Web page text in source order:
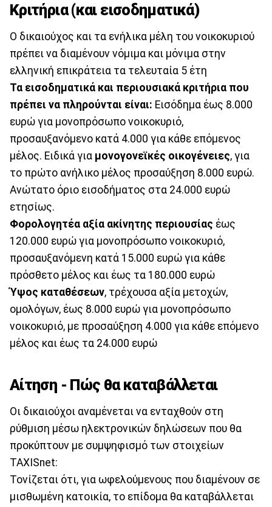
Κριτήρια (και εισοδηματικά)
O δικαιούχος και τα ενήλικα μέλη του νοικοκυριού
πρέπει να διαμένουν νόμιμα και μόνιμα στην
ελληνική επικράτεια τα τελευταία 5 έτη
Τα εισοδηματικά και περιουσιακά κριτήρια που
πρέπει να πληρούνται είναι: Εισόδημα έως 8.000
ευρώ για μονοπρόσωπο νοικοκυριό,
προσαυξανόμενο κατά 4.000 για κάθε επόμενος
μέλος. Ειδικά για μονογονεϊκές οικογένειες, για
το πρώτο ανήλικο μέλος προσαύξηση 8.000 ευρώ.
Ανώτατο όριο εισοδήματος στα 24.000 ευρώ
ετησίως.
Φορολογητέα αξία ακίνητης περιουσίας έως
120.000 ευρώ για μονοπρόσωπο νοικοκυριό,
προσαυξανόμενη κατά 15.000 ευρώ για κάθε
πρόσθετο μέλος και έως τα 180.000 ευρώ
Ύψος καταθέσεων, τρέχουσα αξία μετοχών,
ομολόγων, έως 8.000 ευρώ για μονοπρόσωπο
νοικοκυριό, με προσαύξηση 4.000 για κάθε επόμενο
μέλος και έως τα 24.000 ευρώ
Αίτηση - Πώς θα καταβάλλεται
Οι δικαιούχοι αναμένεται να ενταχθούν στη
ρύθμιση μέσω ηλεκτρονικών δηλώσεων που θα
προκύπτουν με συμψηφισμό των στοιχείων
ΤΑΧΙSnet:
Τονίζεται ότι, για ωφελούμενους που διαμένουν σε
μισθωμένη κατοικία, το επίδομα θα καταβάλλεται